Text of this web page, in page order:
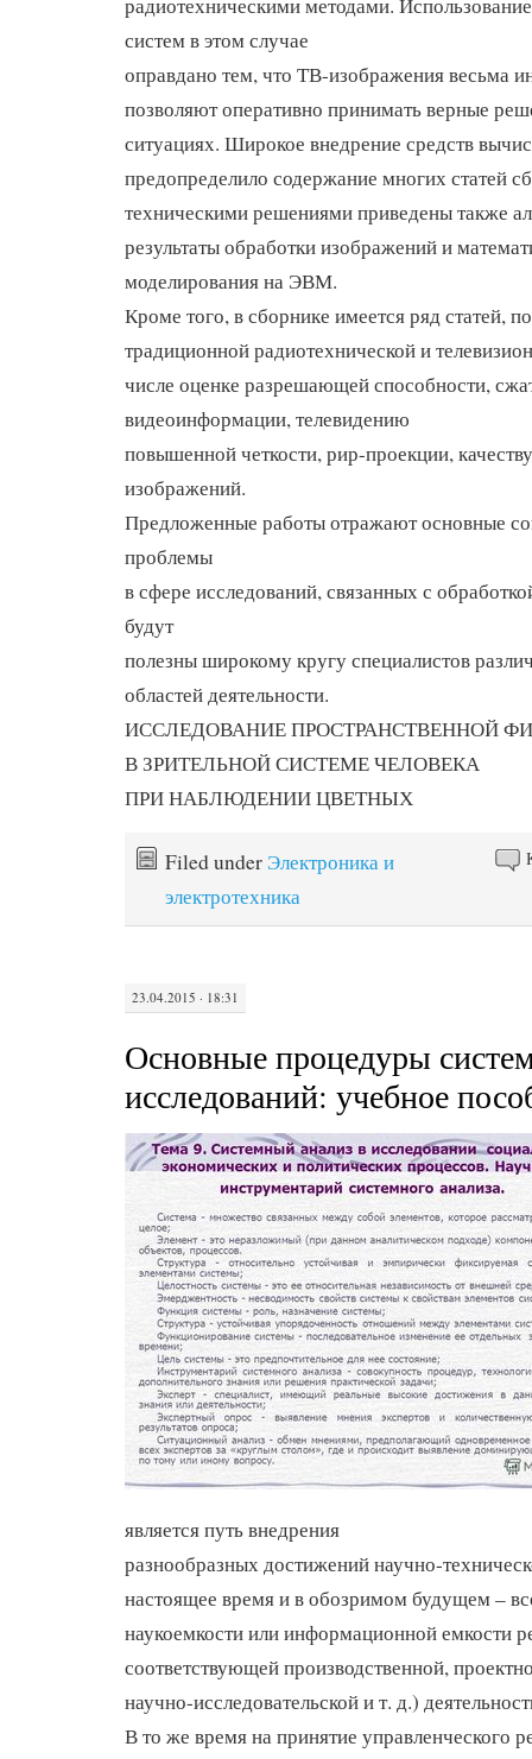
систем в этом случае
оправдано тем, что ТВ-изображения весьма
позволяют оперативно принимать верные
ситуациях. Широкое внедрение средств
предопределило содержание многих статей
техническими решениями приведены также
результаты обработки изображений и
моделирования на ЭВМ.
Кроме того, в сборнике имеется ряд статей,
традиционной радиотехнической и
числе оценке разрешающей способности,
видеоинформации, телевидению
повышенной четкости, рир-проекции,
изображений.
Предложенные работы отражают основные
проблемы
в сфере исследований, связанных с
будут
полезны широкому кругу специалистов
областей деятельности.
ИССЛЕДОВАНИЕ ПРОСТРАНСТВЕННОЙ
В ЗРИТЕЛЬНОЙ СИСТЕМЕ ЧЕЛОВЕКА
ПРИ НАБЛЮДЕНИИ ЦВЕТНЫХ
Filed under Электроника и
электротехника
23.04.2015 · 18:31
Основные процедуры
исследований: учебное
является путь внедрения
разнообразных достижений научно-
настоящее время и в обозримом будущем –
наукоемкости или информационной емкости
соответствующей производственной,
научно-исследовательской и т. д.)
В то же время на принятие управленческого